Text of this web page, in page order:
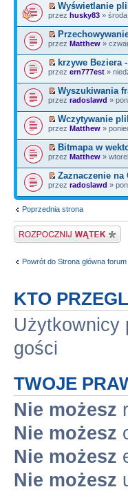
Wyświetlanie
przez husky83 »
przez Matthew »
krzywe Beziera
przez ern777est »
Wyszukiwania
przez radoslawd »
Wczytywanie
przez Matthew »
Bitmapa w
przez Matthew »
Zaznaczenie na
przez radoslawd »
Poprzednia strona
Napisz wątek
Powrót do Strona główna forum
KTO
Użytkownicy
gości
TWOJE
Nie możesz
Nie możesz
Nie możesz
Nie możesz